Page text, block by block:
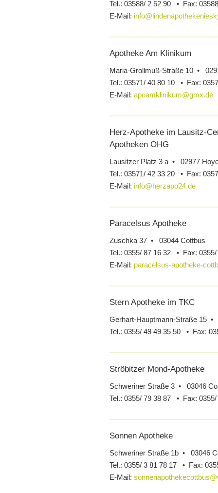
Tel.: 03588/ 2 52 90 • Fax:
E-Mail:
Apotheke Am Klinikum
Maria-Grollmuß-Straße 10 •
Tel.: 03571/ 40 80 10 • Fax:
E-Mail: apoamklinikum@gmx.de
Herz-Apotheke im Lausitz-
Apotheken OHG
Lausitzer Platz 3 a • 02977
Tel.: 03571/ 42 33 20 • Fax:
E-Mail: info@herzapo24.de
Paracelsus Apotheke
Zuschka 37 • 03044 Cottbus
Tel.: 0355/ 87 16 32 • Fax:
E-Mail: paracelsus-apotheke-
Stern Apotheke im TKC
Gerhart-Hauptmann-Straße 15 •
Tel.: 0355/ 49 49 35 50 • Fax:
Ströbitzer Mond-Apotheke
Schweriner Straße 3 • 03046
Tel.: 0355/ 79 38 87 • Fax:
Sonnen Apotheke
Schweriner Straße 1b • 03046
Tel.: 0355/ 3 81 78 17 • Fax:
E-Mail: